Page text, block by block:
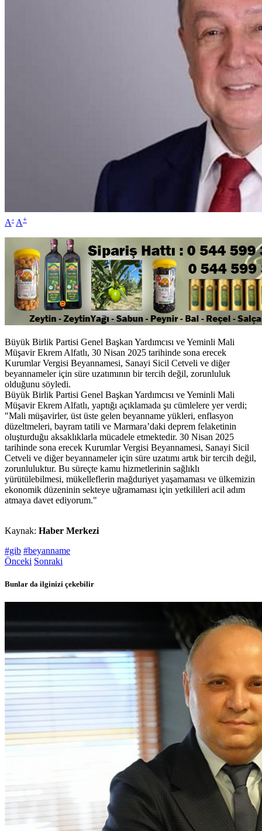
A- A+
Büyük Birlik Partisi Genel Başkan Yardımcısı ve Yeminli Mali
Müşavir Ekrem Alfatlı, 30 Nisan 2025 tarihinde sona erecek
Kurumlar Vergisi Beyannamesi, Sanayi Sicil Cetveli ve diğer
beyannameler için süre uzatımının bir tercih değil, zorunluluk
olduğunu söyledi.
Büyük Birlik Partisi Genel Başkan Yardımcısı ve Yeminli Mali
Müşavir Ekrem Alfatlı, yaptığı açıklamada şu cümlelere yer verdi;
"Mali müşavirler, üst üste gelen beyanname yükleri, enflasyon
düzeltmeleri, bayram tatili ve Marmara’daki deprem felaketinin
oluşturduğu aksaklıklarla mücadele etmektedir. 30 Nisan 2025
tarihinde sona erecek Kurumlar Vergisi Beyannamesi, Sanayi Sicil
Cetveli ve diğer beyannameler için süre uzatımı artık bir tercih değil,
zorunluluktur. Bu süreçte kamu hizmetlerinin sağlıklı
yürütülebilmesi, mükelleflerin mağduriyet yaşamaması ve ülkemizin
ekonomik düzeninin sekteye uğramaması için yetkilileri acil adım
atmaya davet ediyorum."
Kaynak: Haber Merkezi
#gib #beyanname
Önceki Sonraki
Bunlar da ilginizi çekebilir